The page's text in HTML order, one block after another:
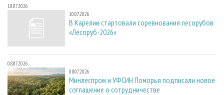
10.07.2026
10.07.2026
В Карелии стартовали соревнования лесорубов
«Лесоруб-2026»
08.07.2026
08.07.2026
Минлеспром и УФСИН Поморья подписали новое
соглашение о сотрудничестве